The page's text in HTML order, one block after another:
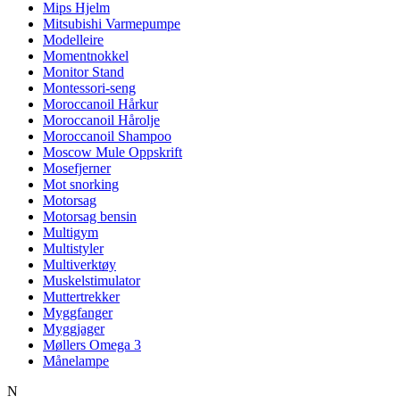
Mips Hjelm
Mitsubishi Varmepumpe
Modelleire
Momentnokkel
Monitor Stand
Montessori-seng
Moroccanoil Hårkur
Moroccanoil Hårolje
Moroccanoil Shampoo
Moscow Mule Oppskrift
Mosefjerner
Mot snorking
Motorsag
Motorsag bensin
Multigym
Multistyler
Multiverktøy
Muskelstimulator
Muttertrekker
Myggfanger
Myggjager
Møllers Omega 3
Månelampe
N